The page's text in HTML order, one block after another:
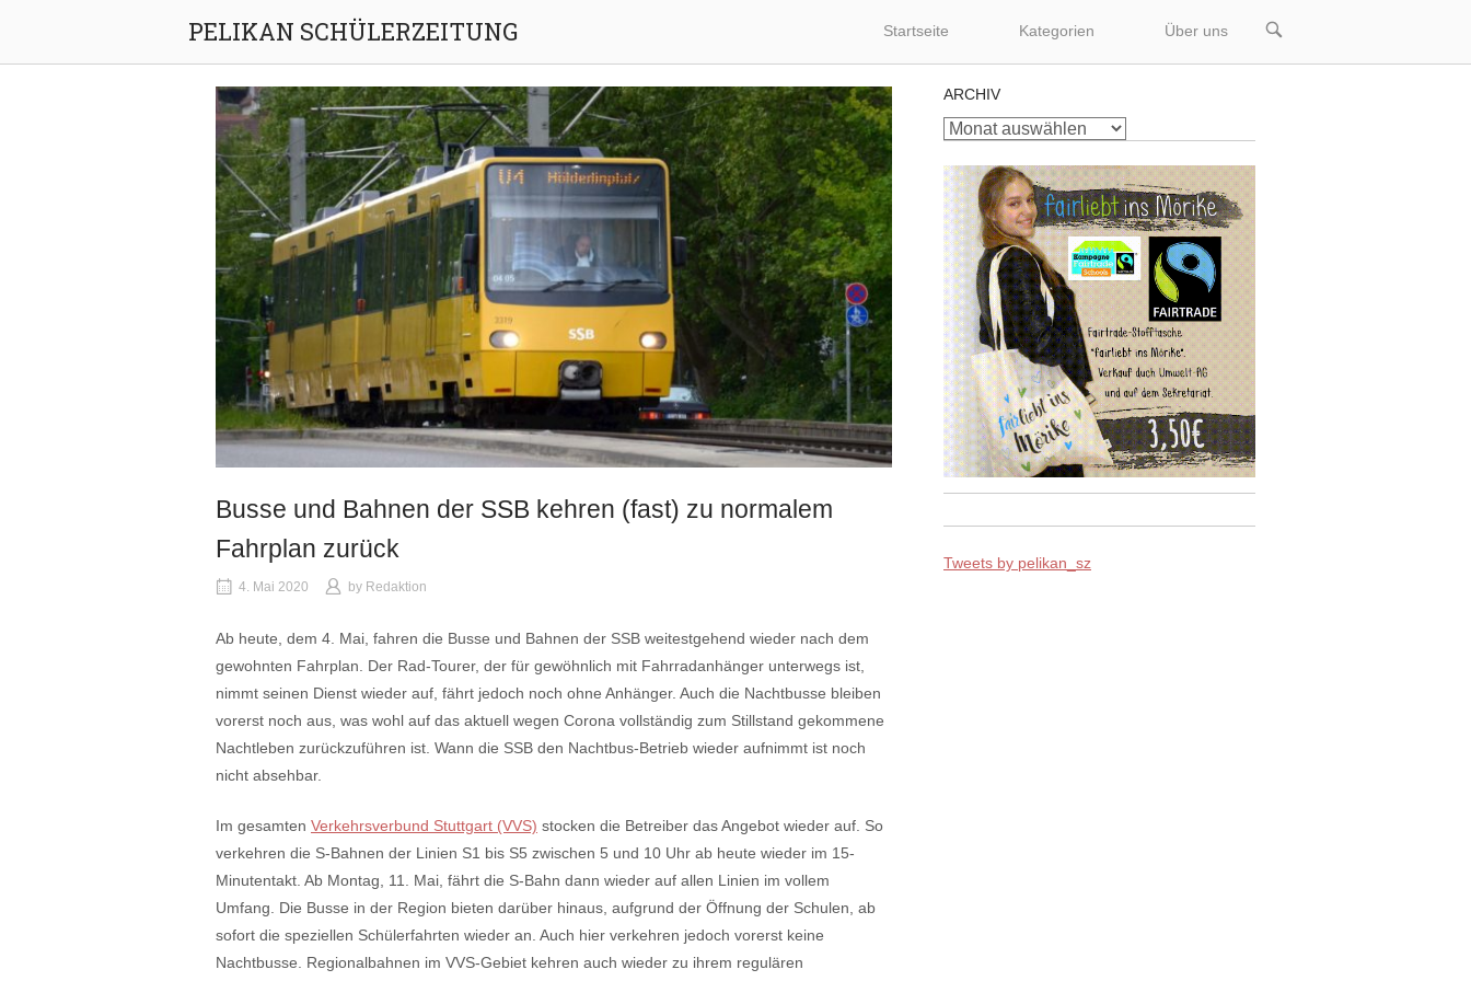
content
PELIKAN SCHÜLERZEITUNG Startseite Kategorien Über uns
OPEN
SEARCH
Busse und Bahnen der SSB kehren (fast) zu normalem
Fahrplan zurück
4. Mai 2020 by Redaktion
Ab heute, dem 4. Mai, fahren die Busse und Bahnen der SSB weitestgehend wieder nach dem
gewohnten Fahrplan.
Der Rad-Tourer, der für gewöhnlich mit Fahrradanhänger unterwegs ist,
nimmt seinen Dienst wieder auf, fährt jedoch noch ohne Anhänger. Auch die Nachtbusse bleiben
vorerst noch aus, was wohl auf das aktuell wegen Corona vollständig zum Stillstand gekommene
Nachtleben zurückzuführen ist. Wann die SSB den Nachtbus-Betrieb wieder aufnimmt ist noch
nicht absehbar.
Im gesamten Verkehrsverbund Stuttgart (VVS) stocken die Betreiber das Angebot wieder auf. So
verkehren die S-Bahnen der Linien S1 bis S5 zwischen 5 und 10 Uhr ab heute wieder im 15-
Minutentakt. Ab Montag, 11. Mai, fährt die S-Bahn dann wieder auf allen Linien im vollem
Umfang. Die Busse in der Region bieten darüber hinaus, aufgrund der Öffnung der Schulen, ab
sofort die speziellen Schülerfahrten wieder an. Auch hier verkehren jedoch vorerst keine
Nachtbusse. Regionalbahnen im VVS-Gebiet kehren auch wieder zu ihrem regulären
ARCHIV
Archiv
Tweets by pelikan_sz